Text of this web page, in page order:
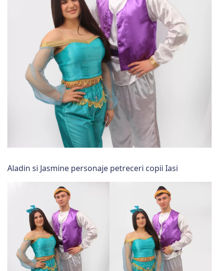
Aladin si Jasmine personaje petreceri copii Iasi